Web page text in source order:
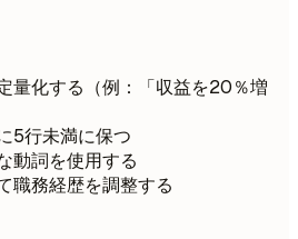
量化する（例：「収益を20％増
5行未満に保つ
動詞を使用する
職務経歴を調整する